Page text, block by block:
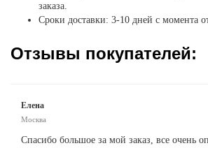
заказа.
Сроки доставки: 3-10 дней с момента
Отзывы покупателей:
Елена
Москва
Спасибо большое за мой заказ, все очень